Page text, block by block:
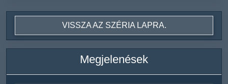
VISSZA AZ SZÉRIA LAPRA.
Megjelenések